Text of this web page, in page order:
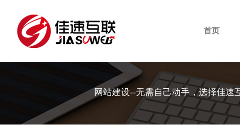
首页
网站建设--无需自己动手，选择佳速